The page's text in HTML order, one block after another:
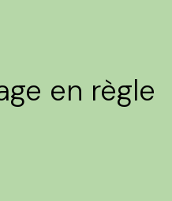
en règle